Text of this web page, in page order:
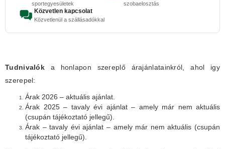
sportegyesületek
szobaelosztás
Közvetlen kapcsolat
Közvetlenül a szállásadókkal
Tudnivalók a honlapon szereplő árajánlatainkról, ahol igy
szerepel:
Árak 2026 – aktuális ajánlat.
Árak 2025 – tavaly évi ajánlat – amely már nem aktuális
(csupán tájékoztató jellegű).
Árak – tavaly évi ajánlat – amely már nem aktuális (csupán
tájékoztató jellegű).